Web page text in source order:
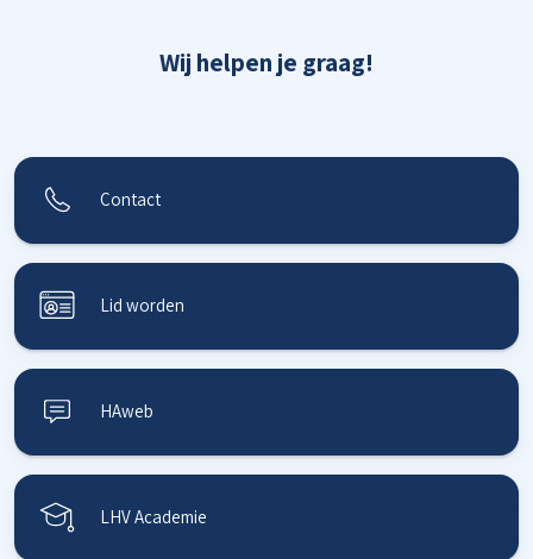
Wij helpen je graag!
Contact
Lid worden
HAweb
LHV Academie